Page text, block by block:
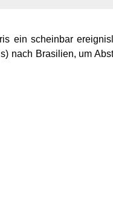
ein scheinbar
nach Brasilien, um